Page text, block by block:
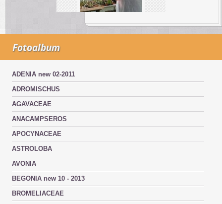
Fotoalbum
ADENIA new 02-2011
ADROMISCHUS
AGAVACEAE
ANACAMPSEROS
APOCYNACEAE
ASTROLOBA
AVONIA
BEGONIA new 10 - 2013
BROMELIACEAE